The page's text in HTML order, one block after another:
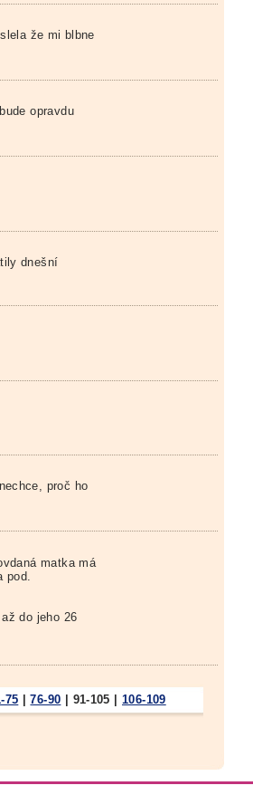
že mi blbne
opravdu
dnešní
proč ho
matka má
do jeho 26
75 |76-90 91-105 |106-109